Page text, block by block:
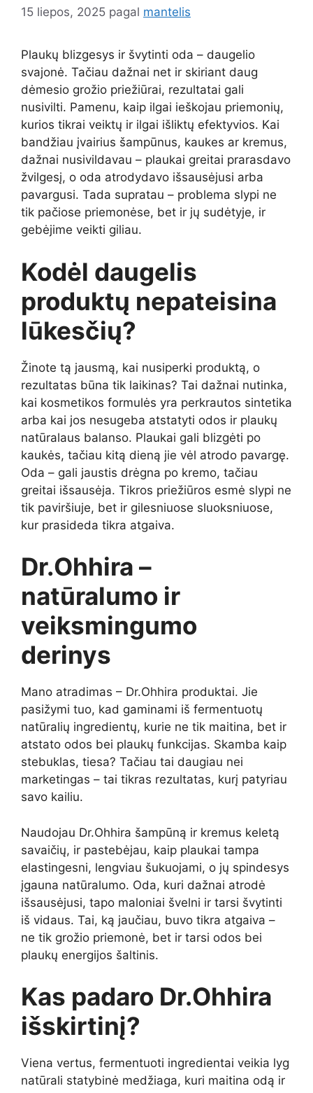
15 liepos, 2025 pagal mantelis
Plaukų blizgesys ir švytinti oda – daugelio
svajonė. Tačiau dažnai net ir skiriant daug
dėmesio grožio priežiūrai, rezultatai gali
nusivilti. Pamenu, kaip ilgai ieškojau priemonių,
kurios tikrai veiktų ir ilgai išliktų efektyvios. Kai
bandžiau įvairius šampūnus, kaukes ar kremus,
dažnai nusivildavau – plaukai greitai prarasdavo
žvilgesį, o oda atrodydavo išsausėjusi arba
pavargusi. Tada supratau – problema slypi ne
tik pačiose priemonėse, bet ir jų sudėtyje, ir
gebėjime veikti giliau.
Kodėl daugelis
produktų nepateisina
lūkesčių?
Žinote tą jausmą, kai nusiperki produktą, o
rezultatas būna tik laikinas? Tai dažnai nutinka,
kai kosmetikos formulės yra perkrautos sintetika
arba kai jos nesugeba atstatyti odos ir plaukų
natūralaus balanso. Plaukai gali blizgėti po
kaukės, tačiau kitą dieną jie vėl atrodo pavargę.
Oda – gali jaustis drėgna po kremo, tačiau
greitai išsausėja. Tikros priežiūros esmė slypi ne
tik paviršiuje, bet ir gilesniuose sluoksniuose,
kur prasideda tikra atgaiva.
Dr.Ohhira –
natūralumo ir
veiksmingumo
derinys
Mano atradimas – Dr.Ohhira produktai. Jie
pasižymi tuo, kad gaminami iš fermentuotų
natūralių ingredientų, kurie ne tik maitina, bet ir
atstato odos bei plaukų funkcijas. Skamba kaip
stebuklas, tiesa? Tačiau tai daugiau nei
marketingas – tai tikras rezultatas, kurį patyriau
savo kailiu.
Naudojau Dr.Ohhira šampūną ir kremus keletą
savaičių, ir pastebėjau, kaip plaukai tampa
elastingesni, lengviau šukuojami, o jų spindesys
įgauna natūralumo. Oda, kuri dažnai atrodė
išsausėjusi, tapo maloniai švelni ir tarsi švytinti
iš vidaus. Tai, ką jaučiau, buvo tikra atgaiva –
ne tik grožio priemonė, bet ir tarsi odos bei
plaukų energijos šaltinis.
Kas padaro Dr.Ohhira
išskirtinį?
Viena vertus, fermentuoti ingredientai veikia lyg
natūrali statybinė medžiaga, kuri maitina odą ir